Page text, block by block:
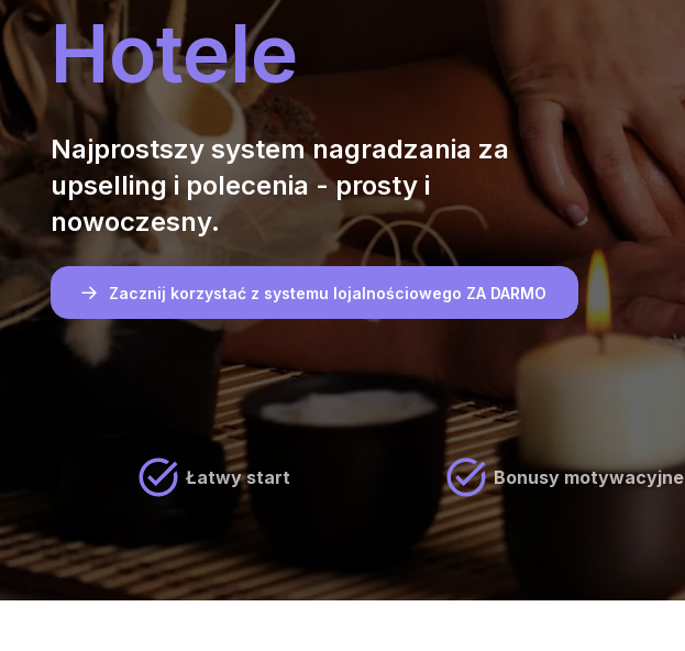
Hotele
Najprostszy system nagradzania za
upselling i polecenia - prosty i
nowoczesny.
Zacznij korzystać z systemu lojalnościowego ZA DARMO
Łatwy start Bonusy motywacyjne